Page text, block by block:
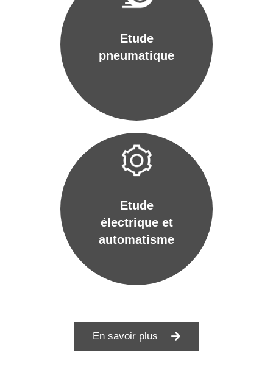
Etude
pneumatique
Etude
électrique et
automatisme
En savoir plus